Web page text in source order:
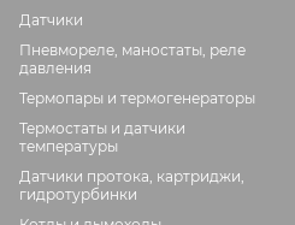
Датчики
Пневмореле, маностаты, реле
давления
Термопары и термогенераторы
Термостаты и датчики
температуры
Датчики протока, картриджи,
гидротурбинки